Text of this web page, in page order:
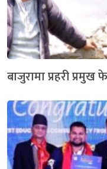
बाजुरामा प्रहरी